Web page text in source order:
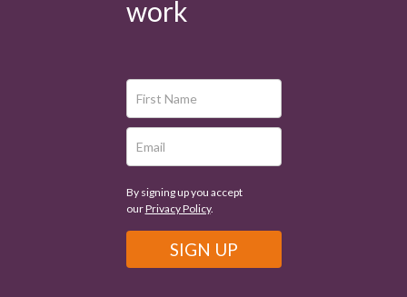
work
By signing up you accept
ourPrivacy Policy.
SIGN UP